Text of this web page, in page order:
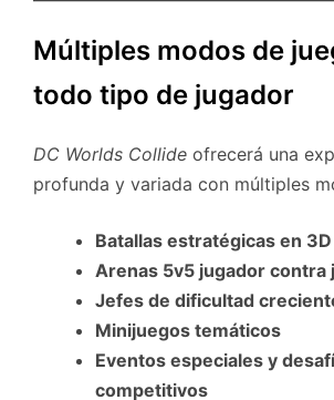
Múltiples modos de
todo tipo de jugador
DC Worlds Collide ofrecerá una
profunda y variada con múltiples
Batallas estratégicas en 3D
Arenas 5v5 jugador contra
Jefes de dificultad
Minijuegos temáticos
Eventos especiales y
competitivos